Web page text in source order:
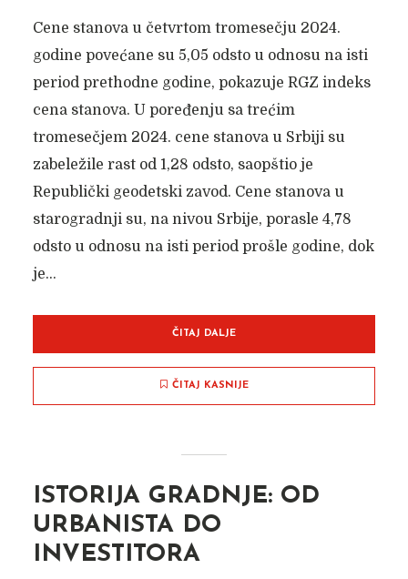
Cene stanova u četvrtom tromesečju 2024.
godine povećane su 5,05 odsto u odnosu na isti
period prethodne godine, pokazuje RGZ indeks
cena stanova. U poređenju sa trećim
tromesečjem 2024. cene stanova u Srbiji su
zabeležile rast od 1,28 odsto, saopštio je
Republički geodetski zavod. Cene stanova u
starogradnji su, na nivou Srbije, porasle 4,78
odsto u odnosu na isti period prošle godine, dok
je...
ČITAJ DALJE
ČITAJ KASNIJE
ISTORIJA GRADNJE: OD
URBANISTA DO
INVESTITORA